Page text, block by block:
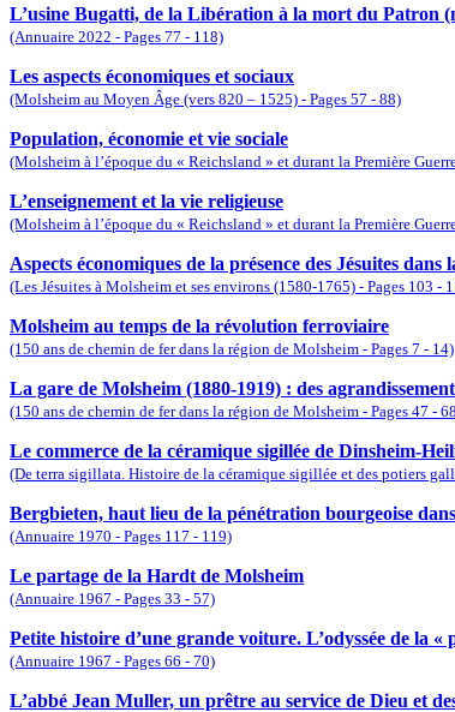
L’usine Bugatti, de la Libération à la mort du Patron
(Annuaire 2022 - Pages 77 - 118)
Les aspects économiques et sociaux
(Molsheim au Moyen Âge (vers 820 – 1525) - Pages 57 - 88)
Population, économie et vie sociale
(Molsheim à l’époque du « Reichsland » et durant la Première
L’enseignement et la vie religieuse
(Molsheim à l’époque du « Reichsland » et durant la Première
Aspects économiques de la présence des Jésuites
(Les Jésuites à Molsheim et ses environs (1580-1765) - Pages 103 -
Molsheim au temps de la révolution ferroviaire
(150 ans de chemin de fer dans la région de Molsheim - Pages 7 - 14)
La gare de Molsheim (1880-1919) : des
(150 ans de chemin de fer dans la région de Molsheim - Pages 47 -
Le commerce de la céramique sigillée de Dinsheim-
(De terra sigillata. Histoire de la céramique sigillée et des potiers
Bergbieten, haut lieu de la pénétration bourgeoise
(Annuaire 1970 - Pages 117 - 119)
Le partage de la Hardt de Molsheim
(Annuaire 1967 - Pages 33 - 57)
Petite histoire d’une grande voiture. L’odyssée de la
(Annuaire 1967 - Pages 66 - 70)
L’abbé Jean Muller, un prêtre au service de Dieu et